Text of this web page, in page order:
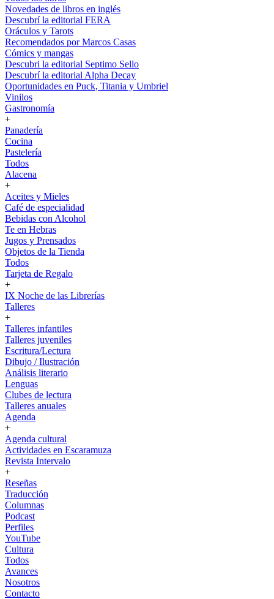
Novedades de libros en inglés
Descubrí la editorial FERA
Oráculos y Tarots
Recomendados por Marcos Casas
Cómics y mangas
Descubri la editorial Septimo Sello
Descubrí la editorial Alpha Decay
Oportunidades en Puck, Titania y Umbriel
Vinilos
Gastronomía
+
Panadería
Cocina
Pastelería
Todos
Alacena
+
Aceites y Mieles
Café de especialidad
Bebidas con Alcohol
Te en Hebras
Jugos y Prensados
Objetos de la Tienda
Todos
Tarjeta de Regalo
+
IX Noche de las Librerías
Talleres
+
Talleres infantiles
Talleres juveniles
Escritura/Lectura
Dibujo / Ilustración
Análisis literario
Lenguas
Clubes de lectura
Talleres anuales
Agenda
+
Agenda cultural
Actividades en Escaramuza
Revista Intervalo
+
Reseñas
Traducción
Columnas
Podcast
Perfiles
YouTube
Cultura
Todos
Avances
Nosotros
Contacto